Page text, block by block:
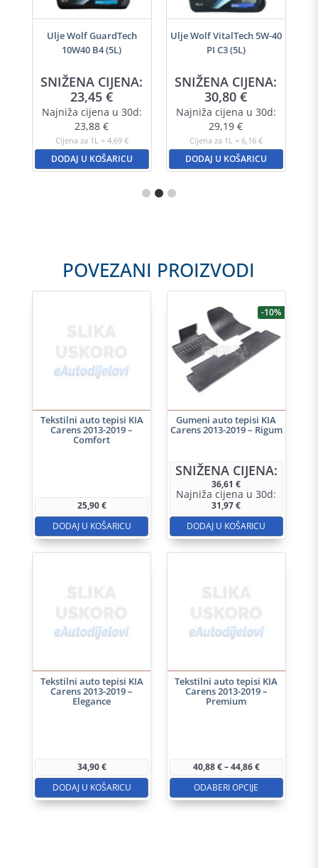
Ulje Wolf GuardTech
10W40 B4 (5L)
SNIŽENA CIJENA:
23,45€
Najniža cijena u 30d:
23,88€
Cijena za 1L = 4,69 €
DODAJ U KOŠARICU
Ulje Wolf VitalTech 5W-40
PI C3 (5L)
SNIŽENA CIJENA:
30,80€
Najniža cijena u 30d:
29,19€
Cijena za 1L = 6,16 €
DODAJ U KOŠARICU
POVEZANI PROIZVODI
Tekstilni auto tepisi KIA
Carens 2013-2019 –
Comfort
25,90€
DODAJ U KOŠARICU
-10%
Gumeni auto tepisi KIA
Carens 2013-2019 – Rigum
SNIŽENA CIJENA:
36,61€
Najniža cijena u 30d:
31,97€
DODAJ U KOŠARICU
Tekstilni auto tepisi KIA
Carens 2013-2019 –
Elegance
34,90€
DODAJ U KOŠARICU
Tekstilni auto tepisi KIA
Carens 2013-2019 –
Premium
40,88€–44,86€Raspon
cijena:
40,88 €
do
ODABERI OPCIJE
više
varijanti.